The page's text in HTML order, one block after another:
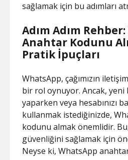
sağlamak için bu adımları
Adım Adım
Anahtar Kodunu
Pratik İpuçları
WhatsApp, çağımızın
bir rol oynuyor. Ancak, yeni
yaparken veya hesabınızı
kullanmak istediğinizde,
kodunu almak önemlidir. Bu,
güvenliğini sağlamak için
Neyse ki, WhatsApp